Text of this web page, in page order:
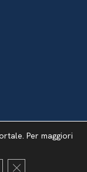
Per maggiori
Close GDPR